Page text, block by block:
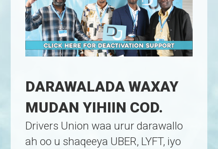
DARAWALADA WAXAY
MUDAN YIHIIN COD.
Drivers Union waa urur darawallo
ah oo u shaqeeya UBER, LYFT, iyo